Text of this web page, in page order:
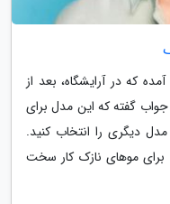
که در آرایشگاه، بعد از
جواب گفته که این مدل برای
دیگری را انتخاب کنید.
برای موهای نازک کار سخت